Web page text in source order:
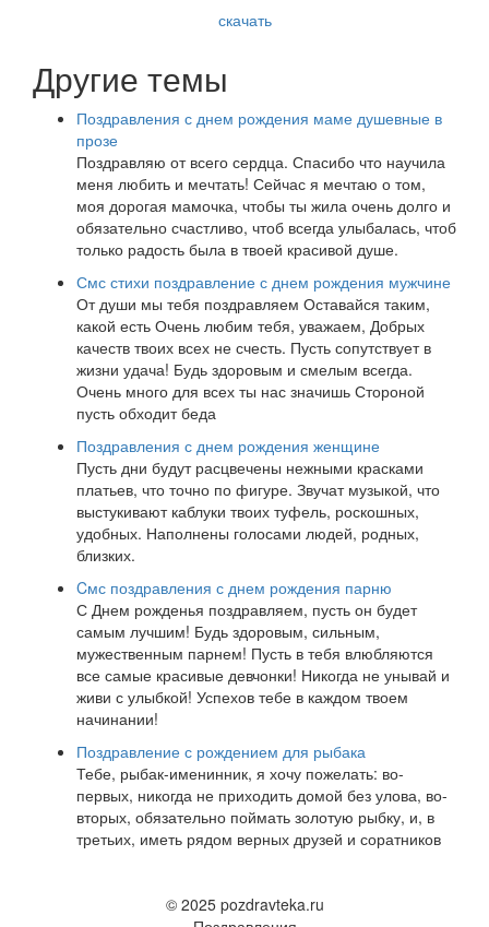
скачать
Другие темы
Поздравления с днем рождения маме душевные в
прозе
Поздравляю от всего сердца. Спасибо что научила
меня любить и мечтать! Сейчас я мечтаю о том,
моя дорогая мамочка, чтобы ты жила очень долго и
обязательно счастливо, чтоб всегда улыбалась, чтоб
только радость была в твоей красивой душе.
Смс стихи поздравление с днем рождения мужчине
От души мы тебя поздравляем Оставайся таким,
какой есть Очень любим тебя, уважаем, Добрых
качеств твоих всех не счесть. Пусть сопутствует в
жизни удача! Будь здоровым и смелым всегда.
Очень много для всех ты нас значишь Стороной
пусть обходит беда
Поздравления с днем рождения женщине
Пусть дни будут расцвечены нежными красками
платьев, что точно по фигуре. Звучат музыкой, что
выстукивают каблуки твоих туфель, роскошных,
удобных. Наполнены голосами людей, родных,
близких.
Cмс поздравления с днем рождения парню
С Днем рожденья поздравляем, пусть он будет
самым лучшим! Будь здоровым, сильным,
мужественным парнем! Пусть в тебя влюбляются
все самые красивые девчонки! Никогда не унывай и
живи с улыбкой! Успехов тебе в каждом твоем
начинании!
Поздравление с рождением для рыбака
Тебе, рыбак-именинник, я хочу пожелать: во-
первых, никогда не приходить домой без улова, во-
вторых, обязательно поймать золотую рыбку, и, в
третьих, иметь рядом верных друзей и соратников
© 2025 pozdravteka.ru